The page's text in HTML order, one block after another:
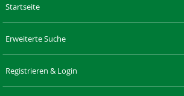
Startseite
Erweiterte Suche
Registrieren & Login